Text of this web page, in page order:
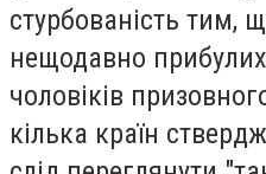
стурбованість тим,
нещодавно
чоловіків
кілька країн